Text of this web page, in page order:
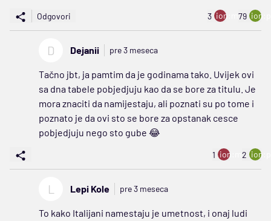
Odgovori 3 ion:minus
79
D Dejanii pre 3 meseca
Tačno jbt, ja pamtim da je godinama tako. Uvijek ovi
sa dna tabele pobjedjuju kao da se bore za titulu. Je
mora znaciti da namijestaju, ali poznati su po tome i
poznato je da ovi sto se bore za opstanak cesce
pobjedjuju nego sto gube 😂
1 ion:minus
2
L Lepi Kole pre 3 meseca
To kako Italijani namestaju je umetnost, i onaj ludi